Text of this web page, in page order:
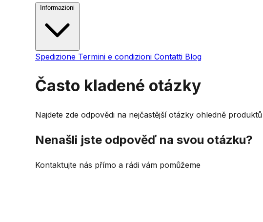
Spedizione Termini e condizioni Contatti Blog
Často kladené otázky
Najdete zde odpovědi na nejčastější otázky ohledně
Nenašli jste odpověď na svou otázku?
Kontaktujte nás přímo a rádi vám pomůžeme